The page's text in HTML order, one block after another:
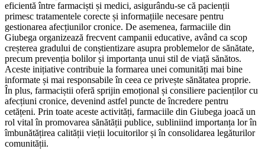
eficientă între farmaciști și medici, asigurându-se că pacienții
primesc tratamentele corecte și informațiile necesare pentru
gestionarea afecțiunilor cronice. De asemenea, farmaciile din
Giubega organizează frecvent campanii educative, având ca scop
creșterea gradului de conștientizare asupra problemelor de sănătate,
precum prevenția bolilor și importanța unui stil de viață sănătos.
Aceste inițiative contribuie la formarea unei comunități mai bine
informate și mai responsabile în ceea ce privește sănătatea proprie.
În plus, farmaciștii oferă sprijin emoțional și consiliere pacienților cu
afecțiuni cronice, devenind astfel puncte de încredere pentru
cetățeni. Prin toate aceste activități, farmaciile din Giubega joacă un
rol vital în promovarea sănătății publice, subliniind importanța lor în
îmbunătățirea calității vieții locuitorilor și în consolidarea legăturilor
comunității.